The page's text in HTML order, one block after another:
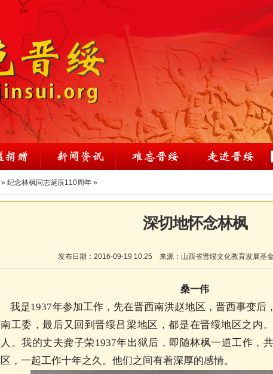
» 纪念林枫同志诞辰110周年 »
深切地怀念林枫
发布日期： 2016-09-19 10:25 来源： 山西省晋绥文化教育发展基
桑一伟
我是1937年参加工作，先在晋西南洪赵地区，晋西事变后
南工委，最后又回到晋绥吕梁地区，都是在晋绥地区之内
人。我的丈夫龚子荣1937年出狱后，即随林枫一道工作，
区，一起工作十年之久。他们之间有着深厚的感情。